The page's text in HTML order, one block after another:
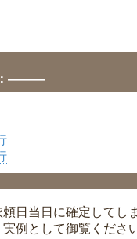
：———
日当日に確定してし
例として御覧ください